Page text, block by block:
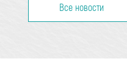
Все новости